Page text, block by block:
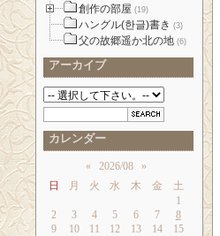
創作の部屋 (19)
ハングル(한글)書き (3)
父の故郷遥か北の地 (6)
アーカイブ
カレンダー
« 2026/08
»
日
月 火 水 木 金
土
1
2
3 4 5 6 7
8
9
10 11 12 13 14
15